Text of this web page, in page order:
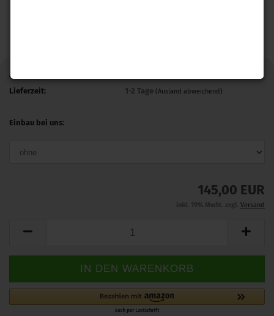
Art.Nr.:
Lieferzeit:
1-2 Tage(Ausland abweichend)
Einbau bei uns:
145,00 EUR
Versand